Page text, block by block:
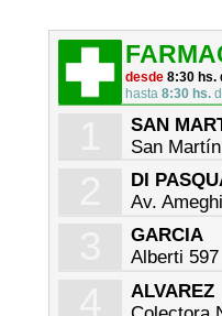
desde8:30 hs.
hasta8:30 hs.
SAN
San
DI
Av.
GARCIA
Alberti 597
ALVAREZ